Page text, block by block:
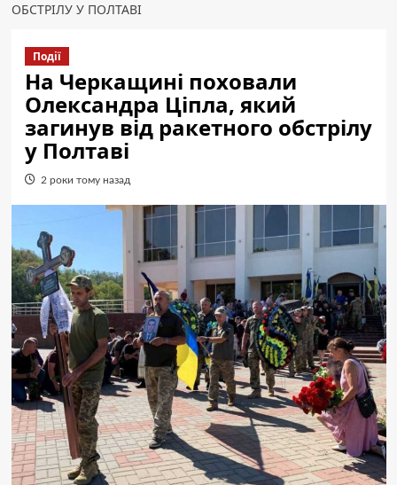
ОБСТРІЛУ У ПОЛТАВІ
Події
На Черкащині поховали
Олександра Ціпла, який
загинув від ракетного обстрілу
у Полтаві
2 роки тому назад